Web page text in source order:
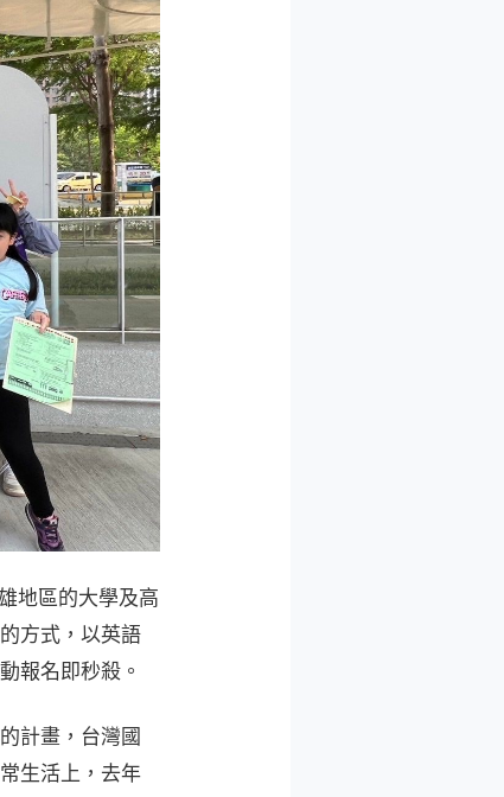
地區的大學及高
方式，以英語
報名即秒殺。
計畫，台灣國
生活上，去年